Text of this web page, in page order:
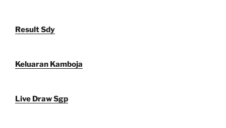
Result Sdy
Keluaran Kamboja
Live Draw Sgp